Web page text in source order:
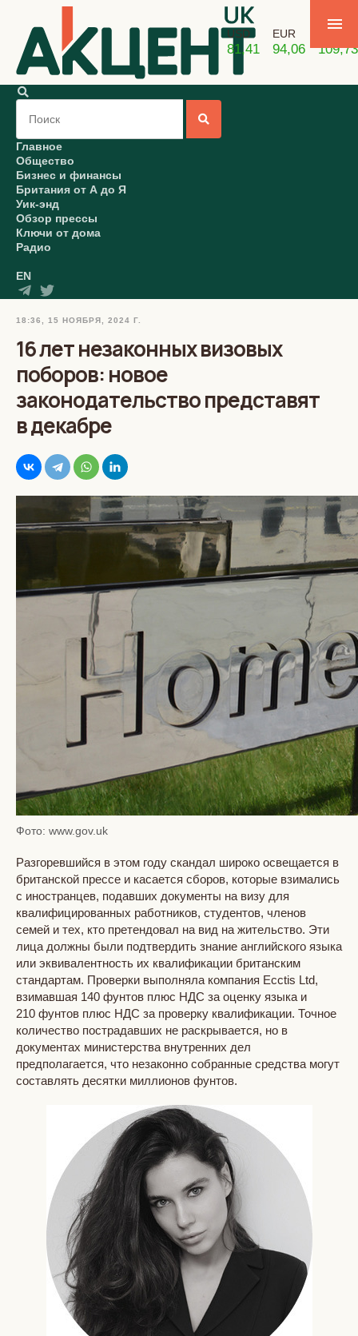
USD
81,41
EUR
94,06 109,73
Главное
Общество
Бизнес и финансы
Британия от А до Я
Уик-энд
Обзор прессы
Ключи от дома
Радио
EN
18:36, 15 НОЯБРЯ, 2024 Г.
16 лет незаконных визовых
поборов: новое
законодательство представят
в декабре
Фото: www.gov.uk
Разгоревшийся в этом году скандал широко освещается в
британской прессе и касается сборов, которые взимались
с иностранцев, подавших документы на визу для
квалифицированных работников, студентов, членов
семей и тех, кто претендовал на вид на жительство. Эти
лица должны были подтвердить знание английского языка
или эквивалентность их квалификации британским
стандартам. Проверки выполняла компания Ecctis Ltd,
взимавшая 140 фунтов плюс НДС за оценку языка и
210 фунтов плюс НДС за проверку квалификации. Точное
количество пострадавших не раскрывается, но в
документах министерства внутренних дел
предполагается, что незаконно собранные средства могут
составлять десятки миллионов фунтов.